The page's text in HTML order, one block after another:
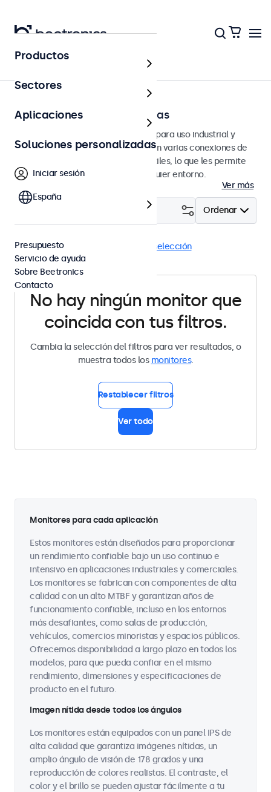
Página principal
Monitores de 7 a 32 pulgadas
Monitores profesionales diseñados para uso industrial y
profesional. Estos monitores ofrecen varias conexiones de
video y opciones de montaje versátiles, lo que les permite
integrarse perfectamente en cualquier entorno.
Ver más
Ordenar
DisplayPort Eliminar selección
No hay ningún monitor que
coincida con tus filtros.
Cambia la selección del filtros para ver resultados, o
muestra todos los monitores.
Restablecer filtros
Ver todo
Monitores para cada aplicación
Estos monitores están diseñados para proporcionar
un rendimiento confiable bajo un uso continuo e
intensivo en aplicaciones industriales y comerciales.
Los monitores se fabrican con componentes de alta
calidad con un alto MTBF y garantizan años de
funcionamiento confiable, incluso en los entornos
más desafiantes, como salas de producción,
vehículos, comercios minoristas y espacios públicos.
Ofrecemos disponibilidad a largo plazo en todos los
modelos, para que pueda confiar en el mismo
rendimiento, dimensiones y especificaciones de
producto en el futuro.
Imagen nítida desde todos los ángulos
Los monitores están equipados con un panel IPS de
alta calidad que garantiza imágenes nítidas, un
amplio ángulo de visión de 178 grados y una
reproducción de colores realistas. El contraste, el
color y el brillo se pueden ajustar fácilmente a tu
Productos
Sectores
Aplicaciones
Soluciones personalizadas
Iniciar sesión
España
Presupuesto
Servicio de ayuda
Sobre Beetronics
Contacto